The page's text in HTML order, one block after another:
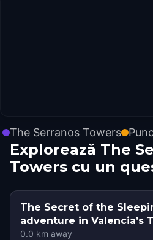
The Serranos Towers
Explorează The
Towers cu un
The Secret of the
adventure in Valencia’s
0.0 km away